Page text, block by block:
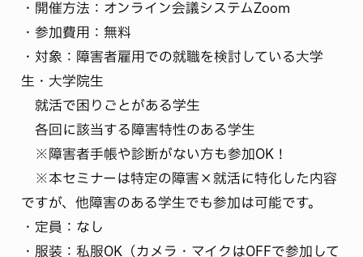
・開催方法：オンライン会議システムZoom
・参加費用：無料
・対象：障害者雇用での就職を検討している大学
生・大学院生
就活で困りごとがある学生
各回に該当する障害特性のある学生
※障害者手帳や診断がない方も参加OK！
※本セミナーは特定の障害×就活に特化した内容
ですが、他障害のある学生でも参加は可能です。
・定員：なし
・服装：私服OK（カメラ・マイクはOFFで参加して